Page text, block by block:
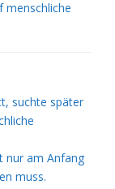
menschliche
suchte später
nur am Anfang
muss.